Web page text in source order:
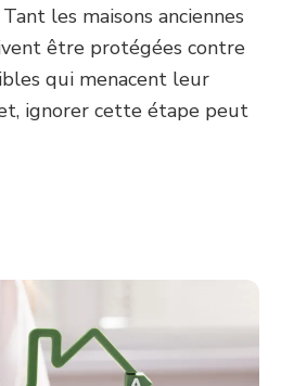
les maisons anciennes
être protégées contre
qui menacent leur
ignorer cette étape peut